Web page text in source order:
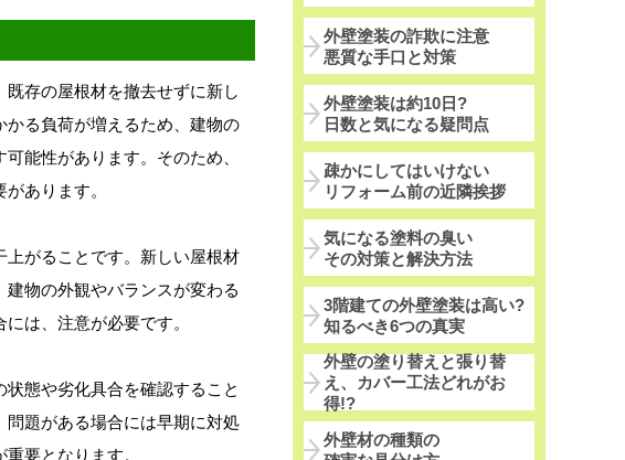
存の屋根材を撤去せずに新し
る負荷が増えるため、建物の
能性があります。そのため、
あります。
がることです。新しい屋根材
物の外観やバランスが変わる
は、注意が必要です。
態や劣化具合を確認すること
題がある場合には早期に対処
要となります。
外壁塗装の詐欺に注意
悪質な手口と対策
外壁塗装は約10日?
日数と気になる疑問点
疎かにしてはいけない
リフォーム前の近隣挨拶
気になる塗料の臭い
その対策と解決方法
3階建ての外壁塗装は高い?
知るべき6つの真実
外壁の塗り替えと張り替
え、カバー工法どれがお
得!?
外壁材の種類の